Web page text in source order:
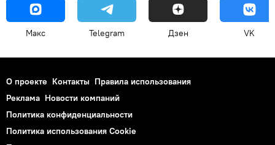
Макс Telegram Дзен VK
О проекте Контакты Правила использования
Реклама Новости компаний
Политика конфиденциальности
Политика использования Cookie